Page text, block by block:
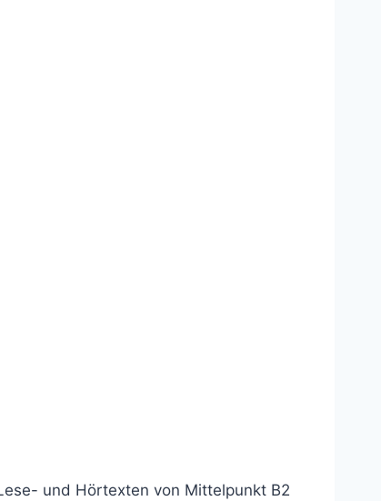
und Hörtexten von Mittelpunkt B2